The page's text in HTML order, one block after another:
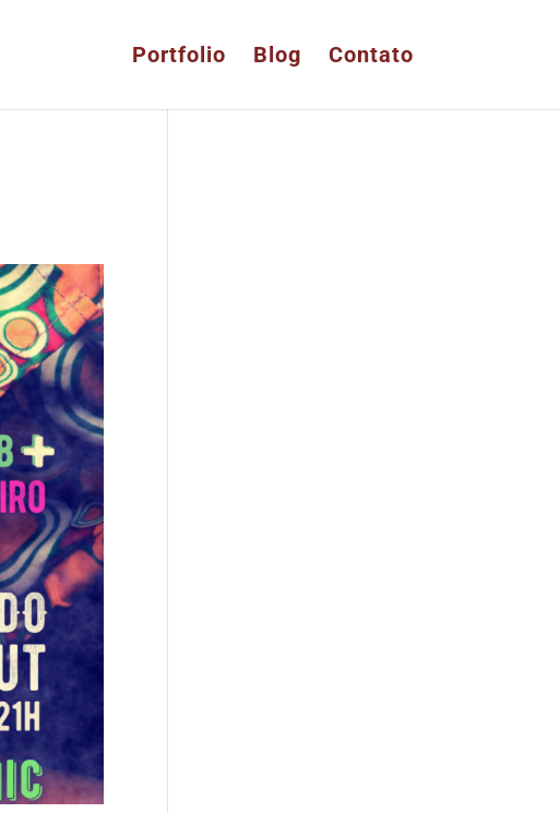
Portfolio Blog Contato